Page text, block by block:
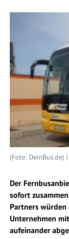
(Foto: DeinBus.de)
Der
sofort
Partners
Unternehmen
aufeinander